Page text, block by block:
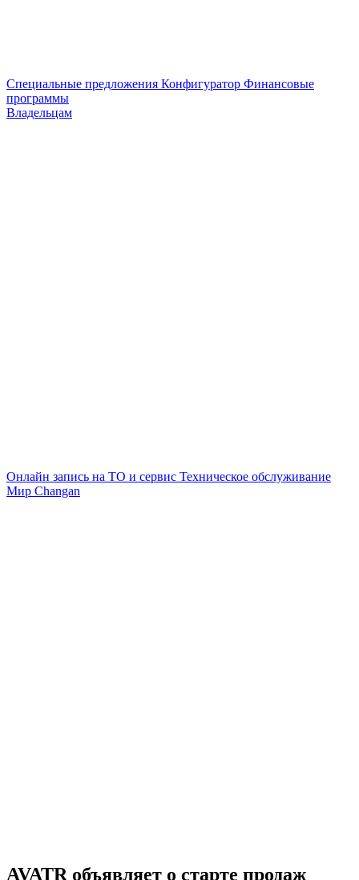
Специальные предложения Конфигуратор Финансовые
программы
Владельцам
Онлайн запись на ТО и сервис Техническое обслуживание
Мир Changan
AVATR объявляет о старте продаж